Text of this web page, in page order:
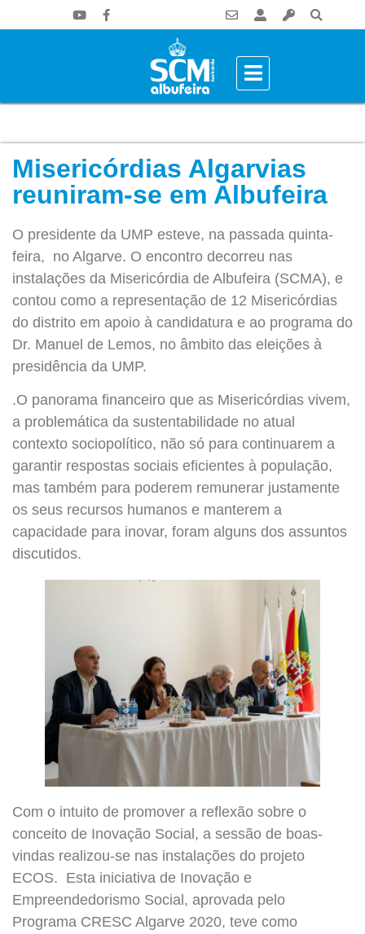
Misericórdias Algarvias
reuniram-se em Albufeira
O presidente da UMP esteve, na passada quinta-
feira, no Algarve. O encontro decorreu nas
instalações da Misericórdia de Albufeira (SCMA), e
contou como a representação de 12 Misericórdias
do distrito em apoio à candidatura e ao programa do
Dr. Manuel de Lemos, no âmbito das eleições à
presidência da UMP.
.O panorama financeiro que as Misericórdias vivem,
a problemática da sustentabilidade no atual
contexto sociopolítico, não só para continuarem a
garantir respostas sociais eficientes à população,
mas também para poderem remunerar justamente
os seus recursos humanos e manterem a
capacidade para inovar, foram alguns dos assuntos
discutidos.
Com o intuito de promover a reflexão sobre o
conceito de Inovação Social, a sessão de boas-
vindas realizou-se nas instalações do projeto
ECOS. Esta iniciativa de Inovação e
Empreendedorismo Social, aprovada pelo
Programa CRESC Algarve 2020, teve como